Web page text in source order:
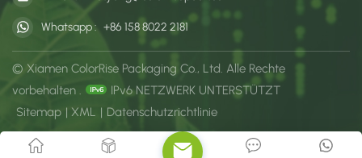
Whatsapp : +86 158 8022 2181
© Xiamen ColorRise Packaging Co., Ltd. Alle Rechte
vorbehalten .
IPv6 NETZWERK UNTERSTÜTZT
Sitemap | XML | Datenschutzrichtlinie